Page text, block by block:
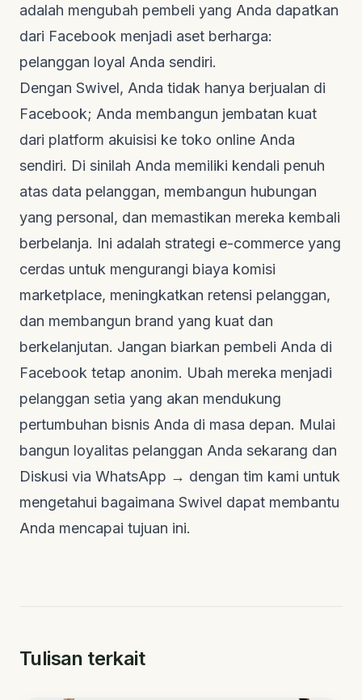
adalah mengubah pembeli yang Anda dapatkan
dari Facebook menjadi aset berharga:
pelanggan loyal Anda sendiri.
Dengan Swivel, Anda tidak hanya berjualan di
Facebook; Anda membangun jembatan kuat
dari platform akuisisi ke toko online Anda
sendiri. Di sinilah Anda memiliki kendali penuh
atas data pelanggan, membangun hubungan
yang personal, dan memastikan mereka kembali
berbelanja. Ini adalah strategi e-commerce yang
cerdas untuk mengurangi biaya komisi
marketplace, meningkatkan retensi pelanggan,
dan membangun brand yang kuat dan
berkelanjutan. Jangan biarkan pembeli Anda di
Facebook tetap anonim. Ubah mereka menjadi
pelanggan setia yang akan mendukung
pertumbuhan bisnis Anda di masa depan. Mulai
bangun loyalitas pelanggan Anda sekarang dan
Diskusi via WhatsApp → dengan tim kami untuk
mengetahui bagaimana Swivel dapat membantu
Anda mencapai tujuan ini.
Tulisan terkait